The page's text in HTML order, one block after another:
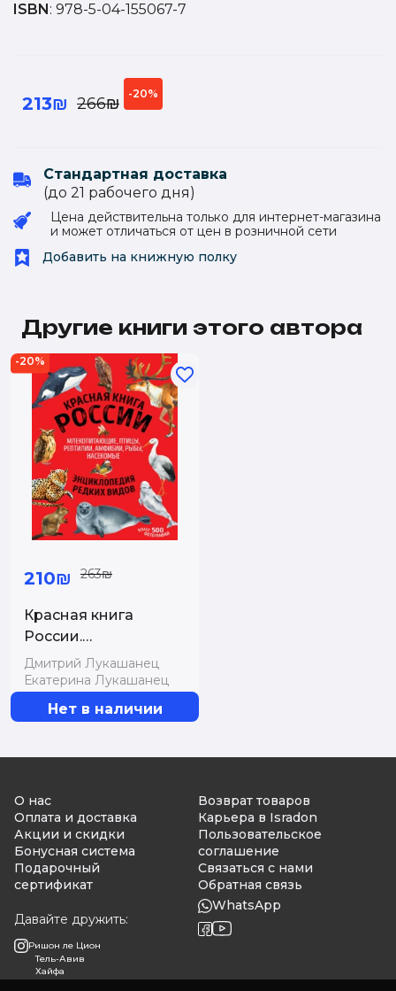
ISBN: 978-5-04-155067-7
213₪ 266₪
-20%
Стандартная доставка
(до 21 рабочего дня)
Цена действительна только для интернет-магазина
и может отличаться от цен в розничной сети
Добавить на книжную полку
Другие книги этого автора
-20%
210₪ 263₪
Красная книга
России.
Млекопитающие,
птицы, рептилии,
амфибии, рыбы,
насекомые
Дмитрий Лукашанец
Екатерина Лукашанец
Нет в наличии
О нас
Оплата и доставка
Акции и скидки
Бонусная система
Подарочный
сертификат
Давайте дружить:
Ришон ле Цион
Тель-Авив
Хайфа
Возврат товаров
Карьера в Isradon
Пользовательское
соглашение
Связаться с нами
Обратная связь
WhatsApp